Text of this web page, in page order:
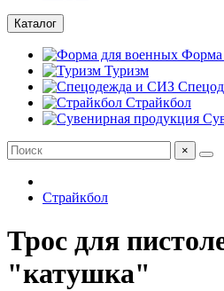
Каталог
Форма
Туризм
Страйкбол
×
Страйкбол
Трос для
"катушка"